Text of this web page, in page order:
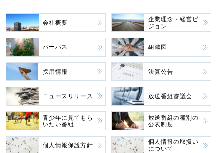
会社概要
企業理念・経営ビ
ジョン
パーパス 組織図
採用情報 決算公告
ニュースリリース 放送番組審議会
青少年に見てもら
いたい番組
放送番組の種別の
公表制度
個人情報保護方針
個人情報の取扱い
について